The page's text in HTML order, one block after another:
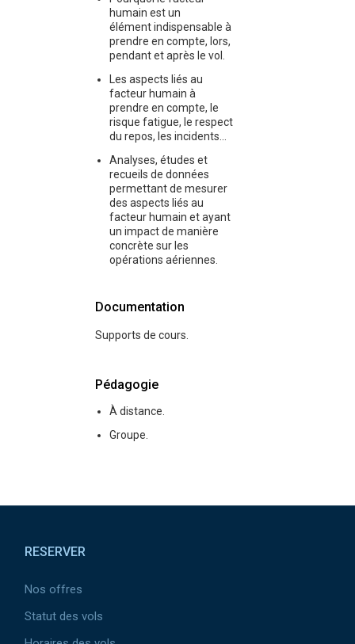
humain est un
élément indispensable à
prendre en compte, lors,
pendant et après le vol.
Les aspects liés au
facteur humain à
prendre en compte, le
risque fatigue, le respect
du repos, les incidents...
Analyses, études et
recueils de données
permettant de mesurer
des aspects liés au
facteur humain et ayant
un impact de manière
concrète sur les
opérations aériennes.
Documentation
Supports de cours.
Pédagogie
À distance.
Groupe.
RESERVER
Nos offres
Statut des vols